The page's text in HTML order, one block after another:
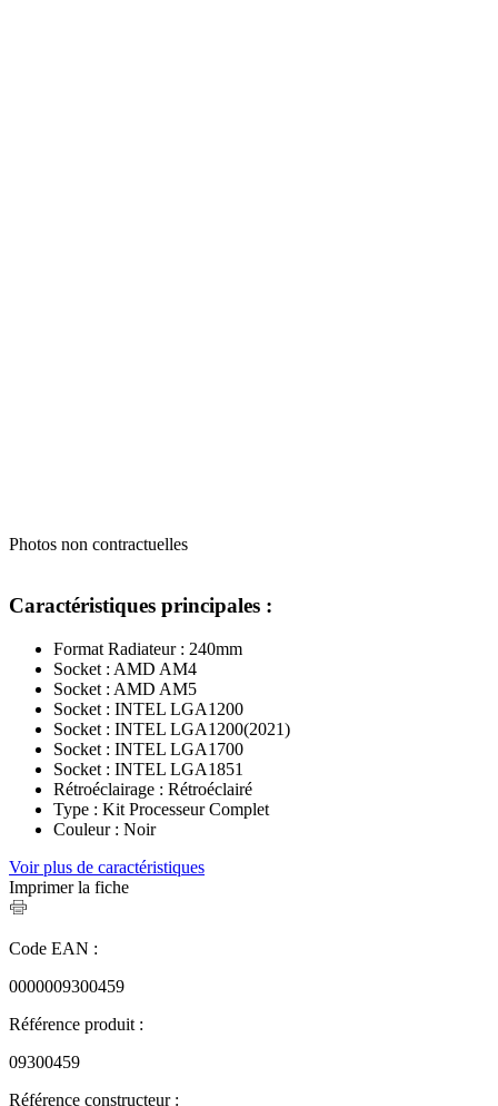
Photos non contractuelles
Caractéristiques principales :
Format Radiateur : 240mm
Socket : AMD AM4
Socket : AMD AM5
Socket : INTEL LGA1200
Socket : INTEL LGA1200(2021)
Socket : INTEL LGA1700
Socket : INTEL LGA1851
Rétroéclairage : Rétroéclairé
Type : Kit Processeur Complet
Couleur : Noir
Voir plus de caractéristiques
Imprimer la fiche
Code EAN :
0000009300459
Référence produit :
09300459
Référence constructeur :